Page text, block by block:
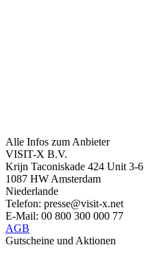
Alle Infos zum Anbieter
VISIT-X B.V.
Krijn Taconiskade 424 Unit 3-6
1087 HW Amsterdam
Niederlande
Telefon: presse@visit-x.net
E-Mail: 00 800 300 000 77
AGB
Gutscheine und Aktionen